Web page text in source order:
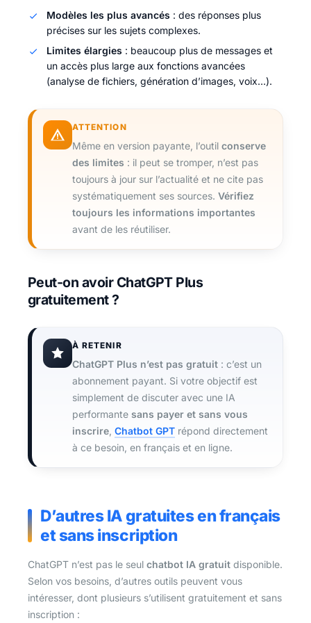
Modèles les plus avancés : des réponses plus
précises sur les sujets complexes.
Limites élargies : beaucoup plus de messages et
un accès plus large aux fonctions avancées
(analyse de fichiers, génération d’images, voix…).
ATTENTION
Même en version payante, l’outil conserve
des limites : il peut se tromper, n’est pas
toujours à jour sur l’actualité et ne cite pas
systématiquement ses sources. Vérifiez
toujours les informations importantes
avant de les réutiliser.
Peut-on avoir ChatGPT Plus
gratuitement ?
À RETENIR
ChatGPT Plus n’est pas gratuit : c’est un
abonnement payant. Si votre objectif est
simplement de discuter avec une IA
performante sans payer et sans vous
inscrire Chatbot GPT répond directement
à ce besoin, en français et en ligne.
D’autres IA gratuites en français
et sans inscription
ChatGPT n’est pas le seul chatbot IA gratuit disponible.
Selon vos besoins, d’autres outils peuvent vous
intéresser, dont plusieurs s’utilisent gratuitement et sans
inscription :